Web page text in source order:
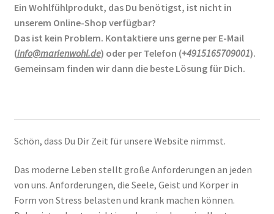
Ein Wohlfühlprodukt, das Du benötigst, ist nicht in
unserem Online-Shop verfügbar?
Das ist kein Problem. Kontaktiere uns gerne per E-Mail
(info@marienwohl.de) oder per Telefon (+4915165709001).
Gemeinsam finden wir dann die beste Lösung für Dich.
Schön, dass Du Dir Zeit für unsere Website nimmst.
Das moderne Leben stellt große Anforderungen an jeden
von uns. Anforderungen, die Seele, Geist und Körper in
Form von Stress belasten und krank machen können.